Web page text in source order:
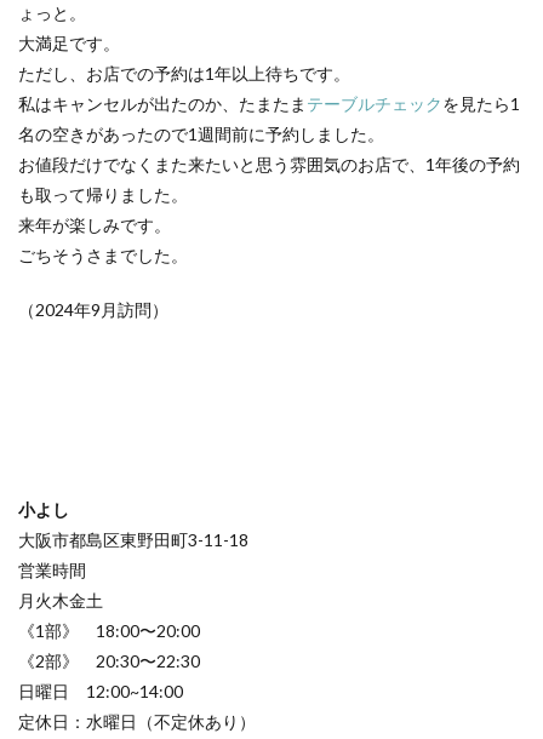
ょっと。
大満足です。
ただし、お店での予約は1年以上待ちです。
私はキャンセルが出たのか、たまたま テーブルチェックを見たら1
名の空きがあったので1週間前に予約しました。
お値段だけでなくまた来たいと思う雰囲気のお店で、1年後の予約
も取って帰りました。
来年が楽しみです。
ごちそうさまでした。
（2024年9月訪問）
小よし
大阪市都島区東野田町3-11-18
営業時間
月火木金土
《1部》 18:00〜20:00
《2部》 20:30〜22:30
日曜日 12:00~14:00
定休日：水曜日（不定休あり）